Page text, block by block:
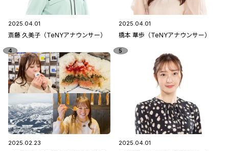
2025.04.01
斎藤 久美子（TeNYアナウンサー）
2025.04.01
橋本 華歩（TeNYアナウンサー）
2025.02.23 2025.04.01